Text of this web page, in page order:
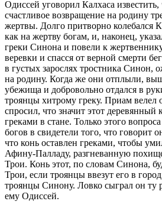
Одиссей уговорил Калхаса известить,
счастливое возвращение на родину
жертвы. Долго притворно колебался
как на жертву богам, и, наконец,
греки Синона и повели к
веревки и спасся от верной смерти
в густых зарослях тростника Синон,
на родину. Когда же они отплыли,
убежища и добровольно отдался в
троянцы хитрому греку. Приам велел
спросил, что значит этот деревянный
греками в стане. Только этого
богов в свидетели того, что говорит
что конь оставлен греками, чтобы
Афину-Палладу, разгневанную
Трои. Конь этот, по словам Синона,
Трои, если троянцы ввезут его в
троянцы Синону. Ловко сыграл он ту
ему Одиссей.